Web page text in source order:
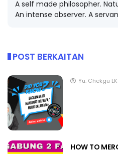
A self made philosopher.
An intense observer. A
POST BERKAITAN
Yu. Chekgu LK
HOW TO